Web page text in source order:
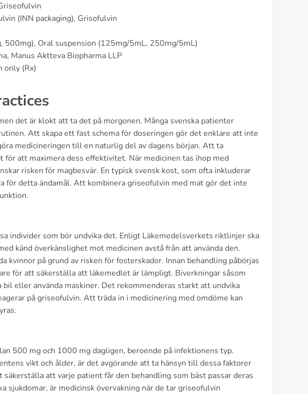
(INN packaging), Grisofulvin
500mg), Oral suspension (125mg/5mL, 250mg/5mL)
Manus Aktteva Biopharma LLP
only (Rx)
det är klokt att ta det på morgonen. Många svenska patienter
Att skapa ett fast schema för doseringen gör det enklare att inte
medicineringen till en naturlig del av dagens början. Att ta
för att maximera dess effektivitet. När medicinen tas ihop med
risken för magbesvär. En typisk svensk kost, som ofta inkluderar
för detta ändamål. Att kombinera griseofulvin med mat gör det inte
individer som bör undvika det. Enligt Läkemedelsverkets riktlinjer ska
känd överkänslighet mot medicinen avstå från att använda den.
kvinnor på grund av risken för fosterskador. Innan behandling påbörjas
för att säkerställa att läkemedlet är lämpligt. Biverkningar såsom
eller använda maskiner. Det rekommenderas starkt att undvika
på griseofulvin. Att träda in i medicinering med omdöme kan
500 mg och 1000 mg dagligen, beroende på infektionens typ.
vikt och ålder, är det avgörande att ta hänsyn till dessa faktorer
att varje patient får den behandling som bäst passar deras
sjukdomar, är medicinsk övervakning när de tar griseofulvin